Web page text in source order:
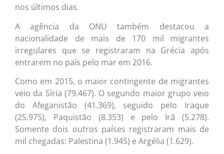
nos últimos dias.
A agência da ONU também destacou a
nacionalidade de mais de 170 mil migrantes
irregulares que se registraram na Grécia após
entrarem no país pelo mar em 2016.
Como em 2015, o maior contingente de migrantes
veio da Síria (79.467). O segundo maior grupo veio
do Afeganistão (41.369), seguido pelo Iraque
(25.975), Paquistão (8.353) e pelo Irã (5.278).
Somente dois outros países registraram mais de
mil chegadas: Palestina (1.945) e Argélia (1.629).